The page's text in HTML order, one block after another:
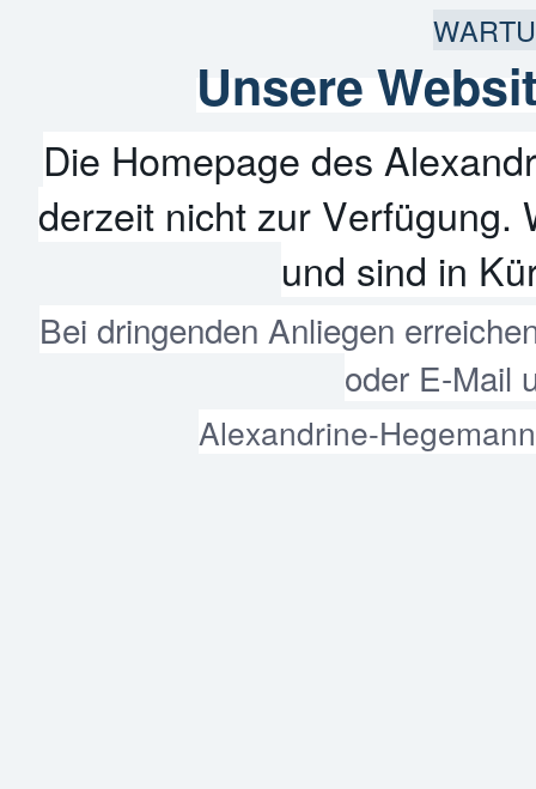
Unsere
Die Homepage des
derzeit nicht zur Verfügung.
und sind in
Bei dringenden Anliegen
oder E-Mail
Alexandrine-